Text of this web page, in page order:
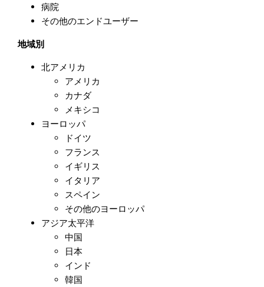
病院
その他のエンドユーザー
地域別
北アメリカ
アメリカ
カナダ
メキシコ
ヨーロッパ
ドイツ
フランス
イギリス
イタリア
スペイン
その他のヨーロッパ
アジア太平洋
中国
日本
インド
韓国